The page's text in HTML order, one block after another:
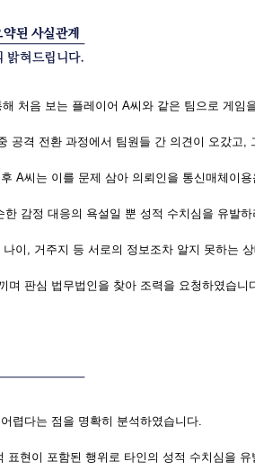
처음 보는 플레이어 A씨와 같은 팀으로 게임
공격 전환 과정에서 팀원들 간 의견이 오갔고
A씨는 이를 문제 삼아 의뢰인을 통신매체이
감정 대응의 욕설일 뿐 성적 수치심을 유발
이, 거주지 등 서로의 정보조차 알지 못하는
며 판심 법무법인을 찾아 조력을 요청하였습니
렵다는 점을 명확히 분석하였습니다.
현이 포함된 행위로 타인의 성적 수치심을